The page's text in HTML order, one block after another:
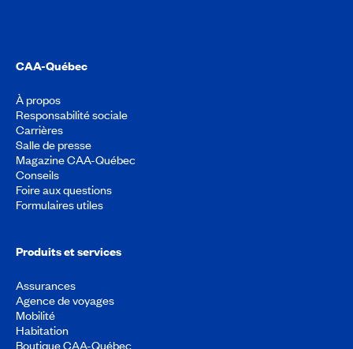
CAA-Québec
À propos
Responsabilité sociale
Carrières
Salle de presse
Magazine CAA-Québec
Conseils
Foire aux questions
Formulaires utiles
Produits et services
Assurances
Agence de voyages
Mobilité
Habitation
Boutique CAA-Québec